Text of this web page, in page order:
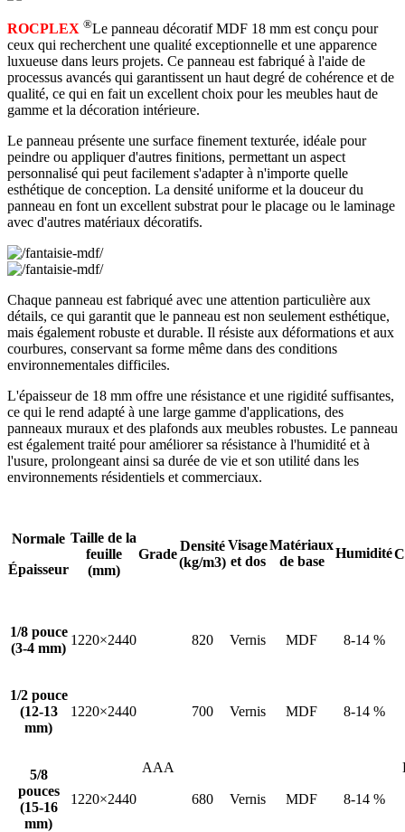
ROCPLEX ®Le panneau décoratif MDF 18 mm est conçu pour
ceux qui recherchent une qualité exceptionnelle et une apparence
luxueuse dans leurs projets. Ce panneau est fabriqué à l'aide de
processus avancés qui garantissent un haut degré de cohérence et de
qualité, ce qui en fait un excellent choix pour les meubles haut de
gamme et la décoration intérieure.
Le panneau présente une surface finement texturée, idéale pour
peindre ou appliquer d'autres finitions, permettant un aspect
personnalisé qui peut facilement s'adapter à n'importe quelle
esthétique de conception. La densité uniforme et la douceur du
panneau en font un excellent substrat pour le placage ou le laminage
avec d'autres matériaux décoratifs.
Chaque panneau est fabriqué avec une attention particulière aux
détails, ce qui garantit que le panneau est non seulement esthétique,
mais également robuste et durable. Il résiste aux déformations et aux
courbures, conservant sa forme même dans des conditions
environnementales difficiles.
L'épaisseur de 18 mm offre une résistance et une rigidité suffisantes,
ce qui le rend adapté à une large gamme d'applications, des
panneaux muraux et des plafonds aux meubles robustes. Le panneau
est également traité pour améliorer sa résistance à l'humidité et à
l'usure, prolongeant ainsi sa durée de vie et son utilité dans les
environnements résidentiels et commerciaux.
Normale
Épaisseur
Taille de la
feuille
(mm)
Grade
Densité
(kg/m3)
Visage
et dos
Matériaux
de base
Humidité
1/8 pouce
(3-4 mm)
1220×2440
AAA
820 Vernis MDF 8-14 %
1/2 pouce
(12-13
mm)
1220×2440 700 Vernis MDF 8-14 %
5/8
pouces
(15-16
mm)
1220×2440 680 Vernis MDF 8-14 %